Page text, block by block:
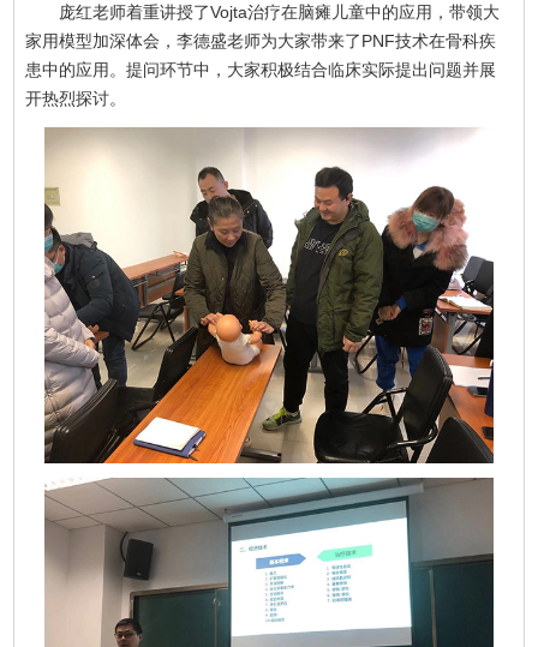
庞红老师着重讲授了Vojta治疗在脑瘫儿童中的应用，带领大
家用模型加深体会，李德盛老师为大家带来了PNF技术在骨科疾
患中的应用。提问环节中，大家积极结合临床实际提出问题并展
开热烈探讨。